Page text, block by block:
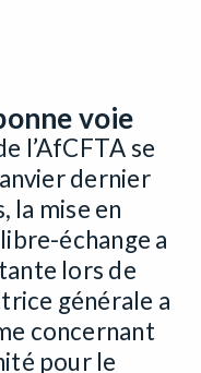
voie
l’AfCFTA se
dernier
la mise en
échange a
lors de
générale a
concernant
pour le